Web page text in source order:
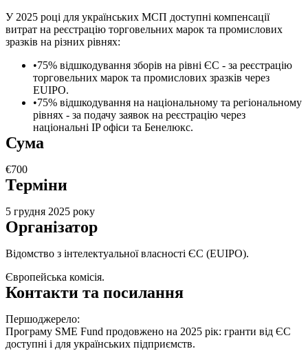
У 2025 році для українських МСП доступні компенсації
витрат на реєстрацію торговельних марок та промислових
зразків на різних рівнях:
75% відшкодування зборів на рівні ЄС - за реєстрацію
торговельних марок та промислових зразків через
EUIPO.
75% відшкодування на національному та регіональному
рівнях - за подачу заявок на реєстрацію через
національні IP офіси та Бенелюкс.
Сума
€700
Терміни
5 грудня 2025 року
Організатор
Відомство з інтелектуальної власності ЄС (EUIPO).
Європейська комісія.
Контакти та посилання
Першоджерело:
Програму SME Fund продовжено на 2025 рік: гранти від ЄС
доступні і для українських підприємств.